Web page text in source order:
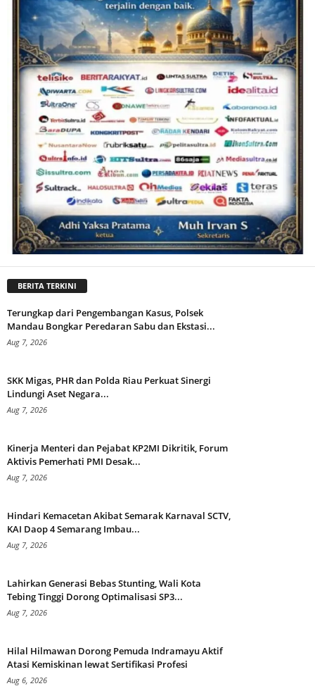
BERITA TERKINI
Terungkap dari Pengembangan Kasus, Polsek
Mandau Bongkar Peredaran Sabu dan Ekstasi...
Aug 7, 2026
SKK Migas, PHR dan Polda Riau Perkuat Sinergi
Lindungi Aset Negara...
Aug 7, 2026
Kinerja Menteri dan Pejabat KP2MI Dikritik, Forum
Aktivis Pemerhati PMI Desak...
Aug 7, 2026
Hindari Kemacetan Akibat Semarak Karnaval SCTV,
KAI Daop 4 Semarang Imbau...
Aug 7, 2026
Lahirkan Generasi Bebas Stunting, Wali Kota
Tebing Tinggi Dorong Optimalisasi SP3...
Aug 7, 2026
Hilal Hilmawan Dorong Pemuda Indramayu Aktif
Atasi Kemiskinan lewat Sertifikasi Profesi
Aug 6, 2026